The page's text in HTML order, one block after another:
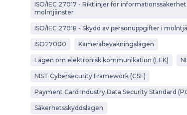
ISO/IEC 27017 - Riktlinjer för
molntjänster
ISO/IEC 27018 - Skydd av personuppgifter i
ISO27000 Kamerabevakningslagen
Lagen om elektronisk kommunikation (LEK)
NIST Cybersecurity Framework (CSF)
Payment Card Industry Data Security Standard
Säkerhetsskyddslagen